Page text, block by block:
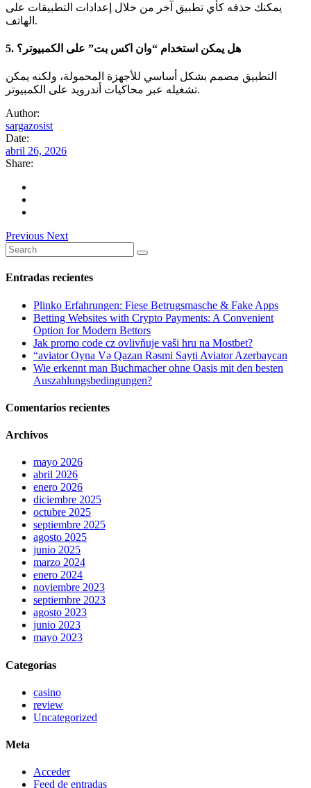
يمكنك حذفه كأي تطبيق آخر من خلال إعدادات التطبيقات على
الهاتف.
5. هل يمكن استخدام “وان اكس بت” على الكمبيوتر؟
التطبيق مصمم بشكل أساسي للأجهزة المحمولة، ولكنه يمكن
تشغيله عبر محاكيات أندرويد على الكمبيوتر.
Author:
sargazosist
Date:
abril 26, 2026
Share:
Previous Next
Search
for:
Entradas recientes
Plinko Erfahrungen: Fiese Betrugsmasche & Fake Apps
Betting Websites with Crypto Payments: A Convenient
Option for Modern Bettors
Jak promo code cz ovlivňuje vaši hru na Mostbet?
“aviator Oyna Və Qazan Rəsmi Sayti Aviator Azerbaycan
Wie erkennt man Buchmacher ohne Oasis mit den besten
Auszahlungsbedingungen?
Comentarios recientes
Archivos
mayo 2026
abril 2026
enero 2026
diciembre 2025
octubre 2025
septiembre 2025
agosto 2025
junio 2025
marzo 2024
enero 2024
noviembre 2023
septiembre 2023
agosto 2023
junio 2023
mayo 2023
Categorías
casino
review
Uncategorized
Meta
Acceder
Feed de entradas